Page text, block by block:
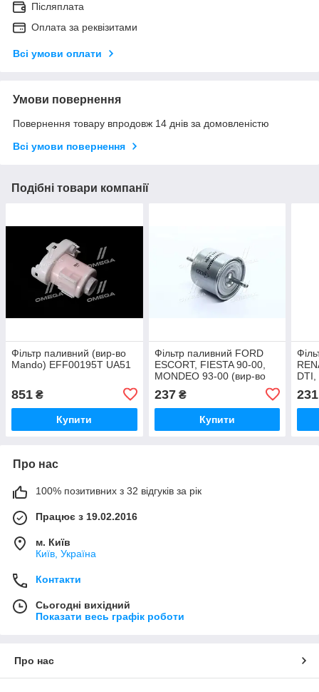
Післяплата
Оплата за реквізитами
Всі умови оплати
Умови повернення
Повернення товару впродовж 14 днів за домовленістю
Всі умови повернення
Подібні товари компанії
Фільтр паливний (вир-во
Mando) EFF00195T UA51
851 ₴
Купити
Фільтр паливний FORD
ESCORT, FIESTA 90-00,
MONDEO 93-00 (вир-во
DENCKERMANN) A110009
UA51
237₴
Купити
DTI,
231
Про нас
100% позитивних з 32 відгуків за рік
Працює з 19.02.2016
м. Київ
Київ, Україна
Контакти
Сьогодні вихідний
Показати весь графік роботи
Про нас